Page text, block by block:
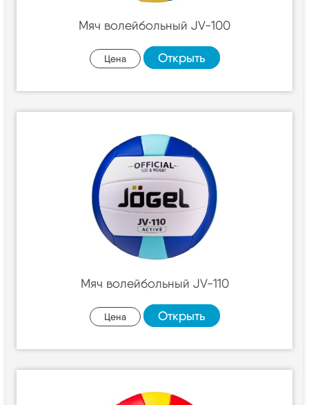
Мяч волейбольный JV-100
Цена Открыть
Мяч волейбольный JV-110
Цена Открыть